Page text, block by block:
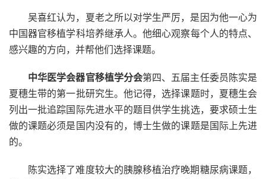
吴喜红认为，夏老之所以对学生严厉，是因为他一心为
中国器官移植学科培养继承人。他细心观察每个人的特点、
感兴趣的方向，并帮他们选择课题。
中华医学会器官移植学分会第四、五届主任委员陈实是
夏穗生带的第一批研究生。他记得，选择课题时，夏穗生会
列出一批追踪国际先进水平的题目供学生挑选，要求硕士生
做的课题必须是国内没有的，博士生做的课题是国际上先进
的。
陈实选择了难度较大的胰腺移植治疗晚期糖尿病课题，